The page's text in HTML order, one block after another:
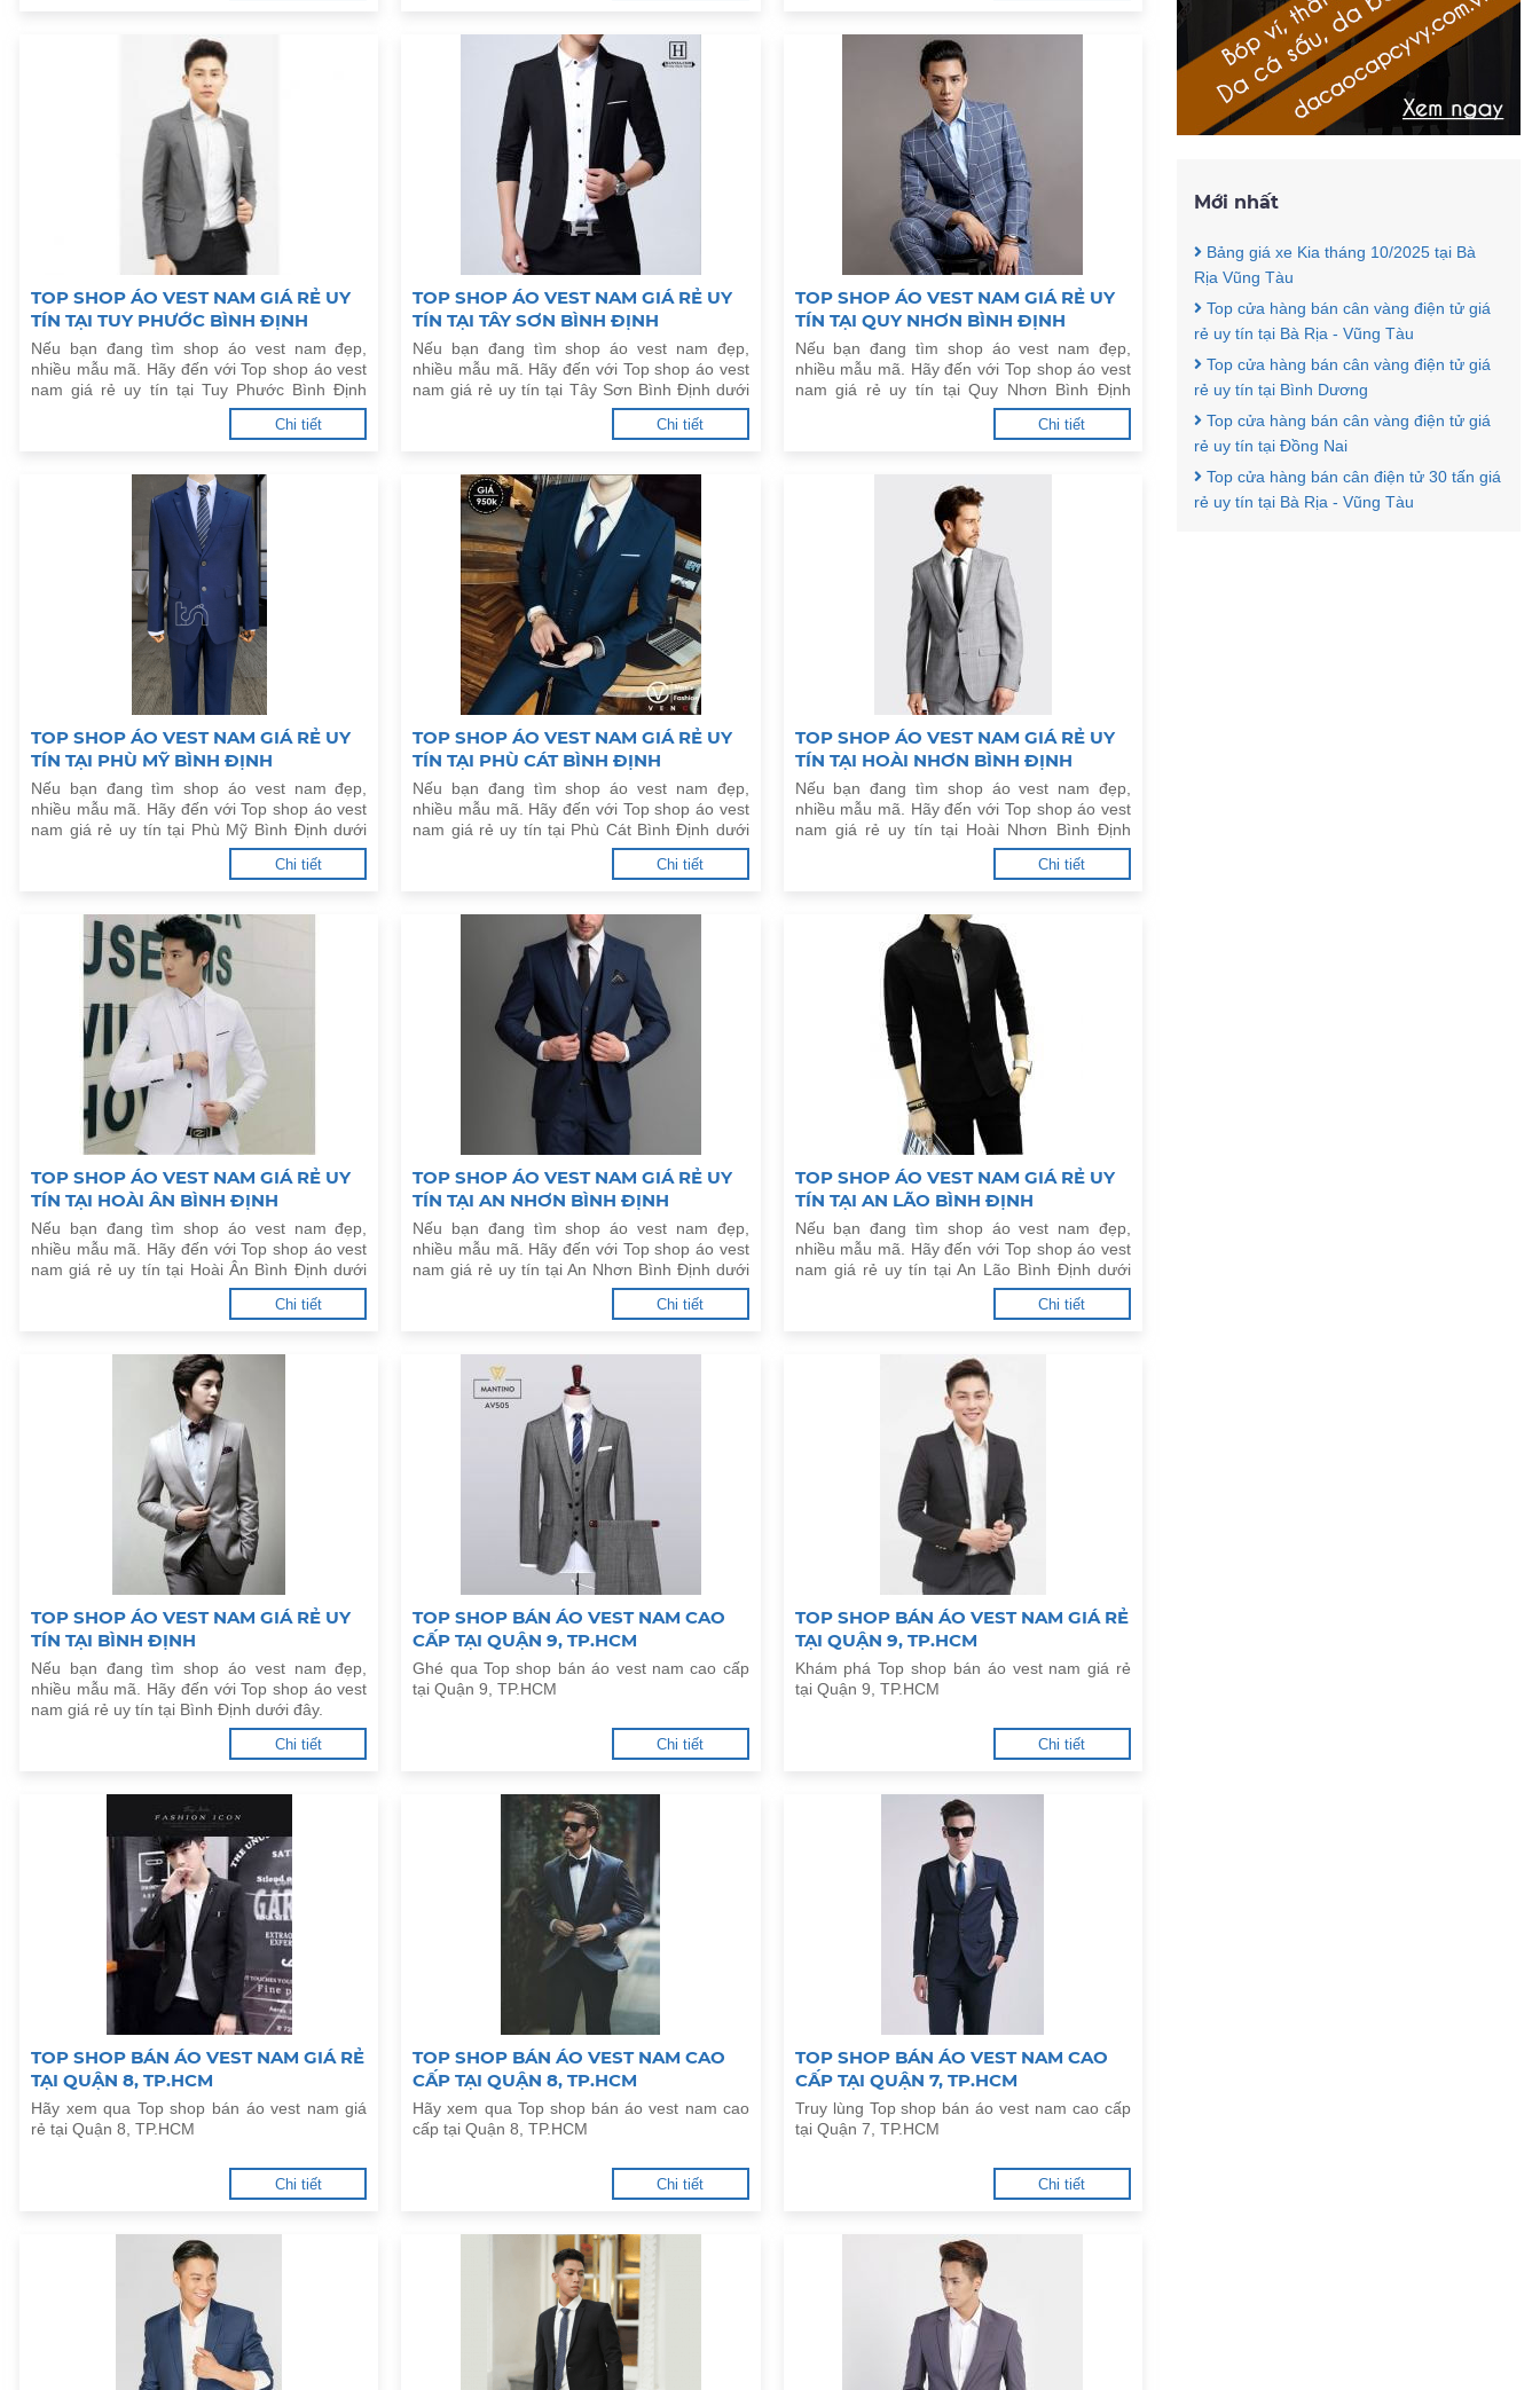
TOP SHOP ÁO VEST NAM GIÁ RẺ UY
TÍN TẠI TUY PHƯỚC BÌNH ĐỊNH
Nếu bạn đang tìm shop áo vest nam đẹp,
nhiều mẫu mã. Hãy đến với Top shop áo vest
nam giá rẻ uy tín tại Tuy Phước Bình Định
Chi tiết
TOP SHOP ÁO VEST NAM GIÁ RẺ UY
TÍN TẠI TÂY SƠN BÌNH ĐỊNH
Nếu bạn đang tìm shop áo vest nam đẹp,
nhiều mẫu mã. Hãy đến với Top shop áo vest
nam giá rẻ uy tín tại Tây Sơn Bình Định dưới
Chi tiết
TOP SHOP ÁO VEST NAM GIÁ RẺ UY
TÍN TẠI QUY NHƠN BÌNH ĐỊNH
Nếu bạn đang tìm shop áo vest nam đẹp,
nhiều mẫu mã. Hãy đến với Top shop áo vest
nam giá rẻ uy tín tại Quy Nhơn Bình Định
Chi tiết
TOP SHOP ÁO VEST NAM GIÁ RẺ UY
TÍN TẠI PHÙ MỸ BÌNH ĐỊNH
Nếu bạn đang tìm shop áo vest nam đẹp,
nhiều mẫu mã. Hãy đến với Top shop áo vest
nam giá rẻ uy tín tại Phù Mỹ Bình Định dưới
Chi tiết
TOP SHOP ÁO VEST NAM GIÁ RẺ UY
TÍN TẠI PHÙ CÁT BÌNH ĐỊNH
Nếu bạn đang tìm shop áo vest nam đẹp,
nhiều mẫu mã. Hãy đến với Top shop áo vest
nam giá rẻ uy tín tại Phù Cát Bình Định dưới
Chi tiết
TOP SHOP ÁO VEST NAM GIÁ RẺ UY
TÍN TẠI HOÀI NHƠN BÌNH ĐỊNH
Nếu bạn đang tìm shop áo vest nam đẹp,
nhiều mẫu mã. Hãy đến với Top shop áo vest
nam giá rẻ uy tín tại Hoài Nhơn Bình Định
Chi tiết
TOP SHOP ÁO VEST NAM GIÁ RẺ UY
TÍN TẠI HOÀI ÂN BÌNH ĐỊNH
Nếu bạn đang tìm shop áo vest nam đẹp,
nhiều mẫu mã. Hãy đến với Top shop áo vest
nam giá rẻ uy tín tại Hoài Ân Bình Định dưới
Chi tiết
TOP SHOP ÁO VEST NAM GIÁ RẺ UY
TÍN TẠI AN NHƠN BÌNH ĐỊNH
Nếu bạn đang tìm shop áo vest nam đẹp,
nhiều mẫu mã. Hãy đến với Top shop áo vest
nam giá rẻ uy tín tại An Nhơn Bình Định dưới
Chi tiết
TOP SHOP ÁO VEST NAM GIÁ RẺ UY
TÍN TẠI AN LÃO BÌNH ĐỊNH
Nếu bạn đang tìm shop áo vest nam đẹp,
nhiều mẫu mã. Hãy đến với Top shop áo vest
nam giá rẻ uy tín tại An Lão Bình Định dưới
Chi tiết
TOP SHOP ÁO VEST NAM GIÁ RẺ UY
TÍN TẠI BÌNH ĐỊNH
Nếu bạn đang tìm shop áo vest nam đẹp,
nhiều mẫu mã. Hãy đến với Top shop áo vest
nam giá rẻ uy tín tại Bình Định dưới đây.
Chi tiết
TOP SHOP BÁN ÁO VEST NAM CAO
CẤP TẠI QUẬN 9, TP.HCM
Ghé qua Top shop bán áo vest nam cao cấp
tại Quận 9, TP.HCM
Chi tiết
TOP SHOP BÁN ÁO VEST NAM GIÁ RẺ
TẠI QUẬN 9, TP.HCM
Khám phá Top shop bán áo vest nam giá rẻ
tại Quận 9, TP.HCM
Chi tiết
TOP SHOP BÁN ÁO VEST NAM GIÁ RẺ
TẠI QUẬN 8, TP.HCM
Hãy xem qua Top shop bán áo vest nam giá
rẻ tại Quận 8, TP.HCM
Chi tiết
TOP SHOP BÁN ÁO VEST NAM CAO
CẤP TẠI QUẬN 8, TP.HCM
Hãy xem qua Top shop bán áo vest nam cao
cấp tại Quận 8, TP.HCM
Chi tiết
TOP SHOP BÁN ÁO VEST NAM CAO
CẤP TẠI QUẬN 7, TP.HCM
Truy lùng Top shop bán áo vest nam cao cấp
tại Quận 7, TP.HCM
Chi tiết
Mới nhất
Bảng giá xe Kia tháng 10/2025 tại Bà
Rịa Vũng Tàu
Top cửa hàng bán cân vàng điện tử giá
rẻ uy tín tại Bà Rịa - Vũng Tàu
Top cửa hàng bán cân vàng điện tử giá
rẻ uy tín tại Bình Dương
Top cửa hàng bán cân vàng điện tử giá
rẻ uy tín tại Đồng Nai
Top cửa hàng bán cân điện tử 30 tấn giá
rẻ uy tín tại Bà Rịa - Vũng Tàu